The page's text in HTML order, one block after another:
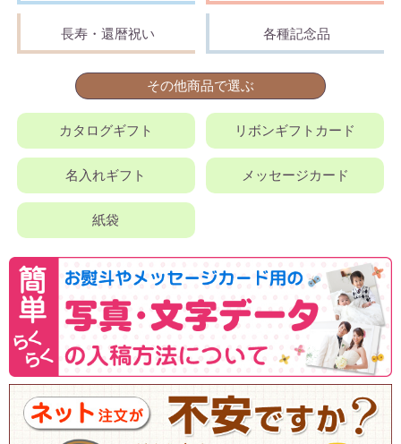
長寿・還暦祝い 各種記念品
その他商品で選ぶ
カタログギフト リボンギフトカード
名入れギフト メッセージカード
紙袋